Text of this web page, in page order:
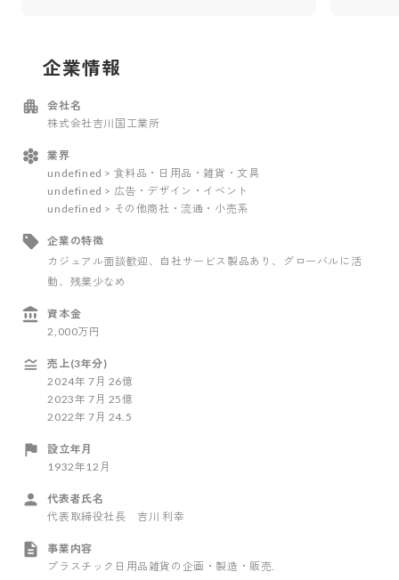
企業情報
会社名
株式会社吉川国工業所
業界
undefined > 食料品・日用品・雑貨・文具
undefined > 広告・デザイン・イベント
undefined > その他商社・流通・小売系
企業の特徴
カジュアル面談歓迎 、自社サービス製品あり 、グローバルに活
動 、残業少なめ
資本金
2,000万円
売上(3年分)
2024年 7 月 26億
2023年 7 月 25億
2022年 7 月 24.5
設立年月
1932年12月
代表者氏名
代表取締役社長 吉川 利幸
事業内容
プラスチック日用品雑貨の企画・製造・販売.